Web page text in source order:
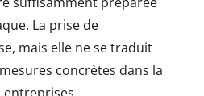
La prise de
mais elle ne se traduit
concrètes dans la